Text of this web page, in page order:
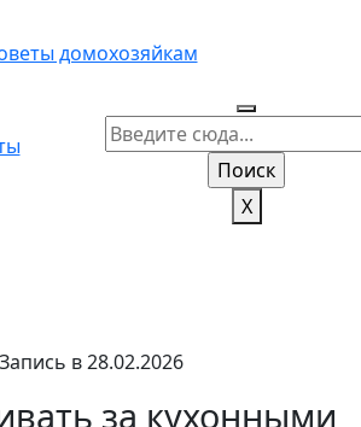
домохозяйкам
X
Запись в 28.02.2026
за кухонными